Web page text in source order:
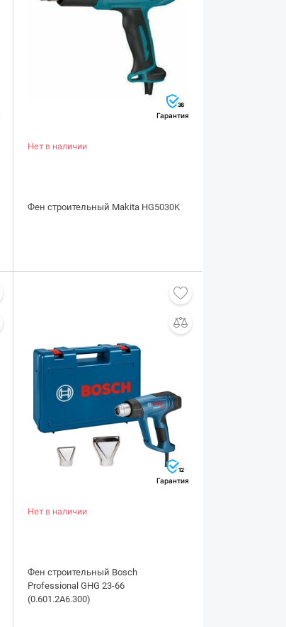
36
Гарантия
Нет в наличии
Фен строительный Makita HG5030K
12
Гарантия
Нет в наличии
Фен строительный Bosch
Professional GHG 23-66
(0.601.2A6.300)